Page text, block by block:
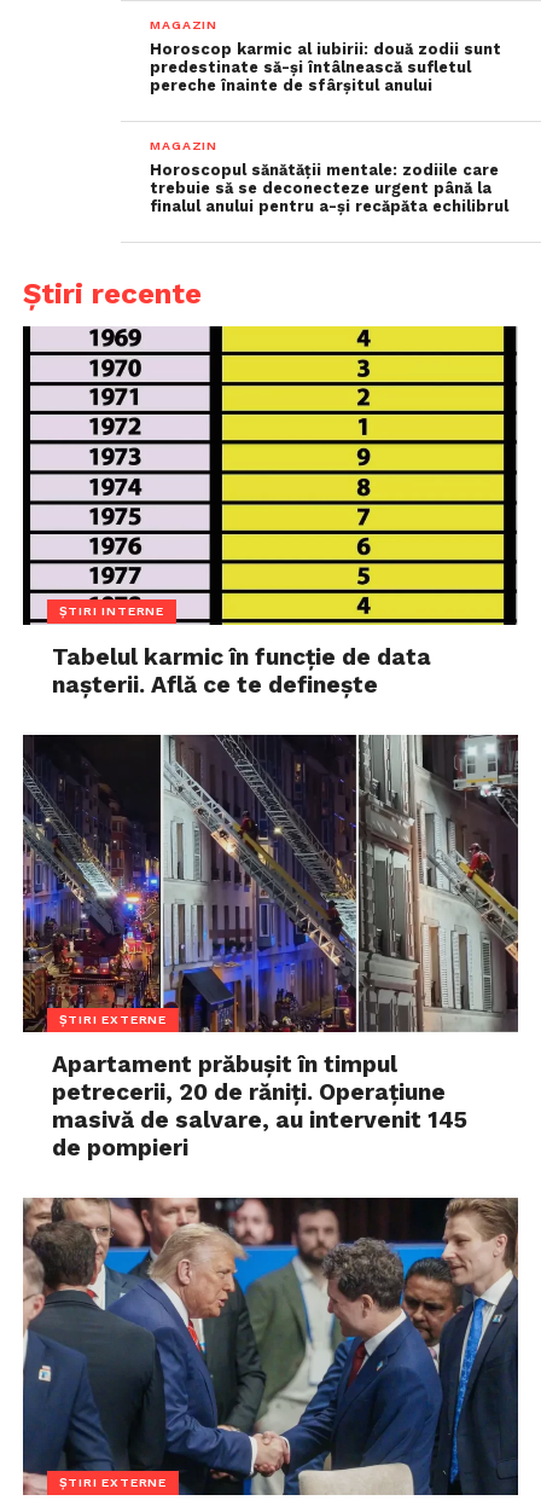
MAGAZIN
Horoscop karmic al iubirii: două zodii sunt
predestinate să-și întâlnească sufletul
pereche înainte de sfârșitul anului
MAGAZIN
Horoscopul sănătății mentale: zodiile care
trebuie să se deconecteze urgent până la
finalul anului pentru a-și recăpăta echilibrul
Știri recente
ȘTIRI INTERNE
Tabelul karmic în funcție de data
nașterii. Află ce te definește
ȘTIRI EXTERNE
Apartament prăbușit în timpul
petrecerii, 20 de răniți. Operațiune
masivă de salvare, au intervenit 145
de pompieri
ȘTIRI EXTERNE